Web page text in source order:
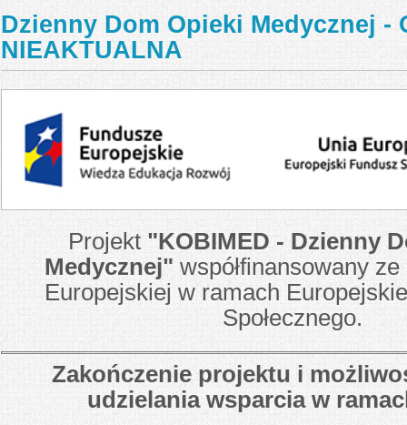
Dzienny Dom Opieki Medycznej -
NIEAKTUALNA
Projekt "KOBIMED - Dzienny
Medycznej" współfinansowany
Europejskiej w ramach
Społecznego.
Zakończenie projektu i
udzielania wsparcia w